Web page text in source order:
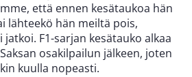
että ennen kesätaukoa hän
lähteekö hän meiltä pois,
F1-sarjan kesätauko alkaa
osakilpailun jälkeen, joten
kuulla nopeasti.